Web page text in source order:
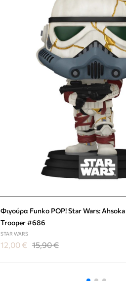
Φιγούρα Funko POP! Star Wars:
Trooper #686
STAR WARS
15,90€
12,00€